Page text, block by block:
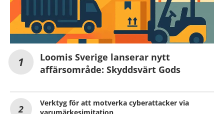
Loomis Sverige lanserar nytt
affärsområde: Skyddsvärt Gods
Verktyg för att motverka cyberattacker via